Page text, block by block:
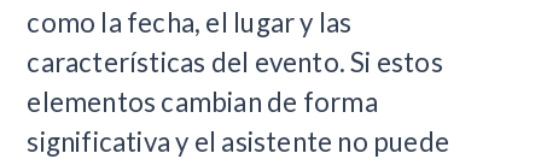
como la fecha, el lugar y las
características del evento. Si estos
elementos cambian de forma
significativa y el asistente no puede